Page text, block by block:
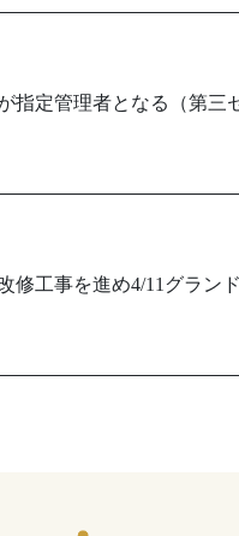
指定管理者となる（第三
修工事を進め4/11グラン